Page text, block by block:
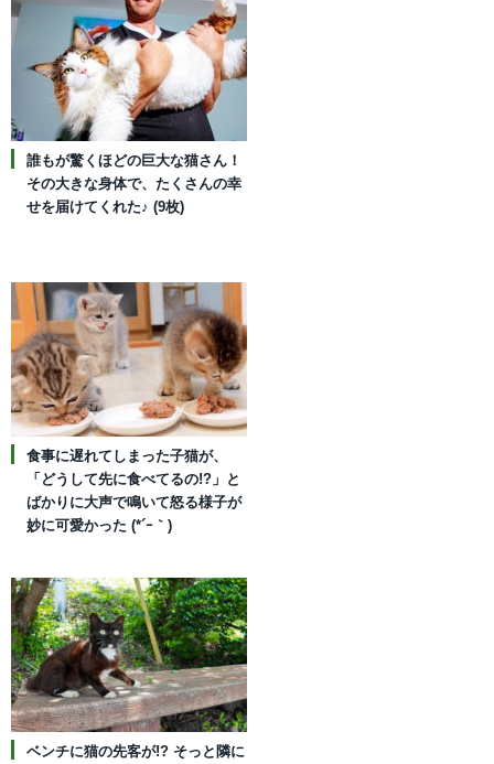
誰もが驚くほどの巨大な猫さん！
その大きな身体で、たくさんの幸
せを届けてくれた♪ (9枚)
食事に遅れてしまった子猫が、
「どうして先に食べてるの!?」と
ばかりに大声で鳴いて怒る様子が
妙に可愛かった (*´ｰ｀)
ベンチに猫の先客が!? そっと隣に